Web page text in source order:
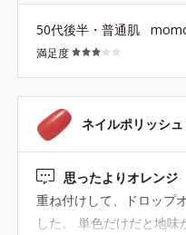
あまり肌がキレイに見え
のトワイライトモーブを
ール感輝きになりこれは
イルにこの夏使えそうで
ローズに重ねてもとても
て優秀色です．トワイラ
す！！
50代後半・普通肌
満足度
ネイルポリッシ
思ったよりオレンジ
重ね付けして、ドロップ
した。 単色だけだと地味